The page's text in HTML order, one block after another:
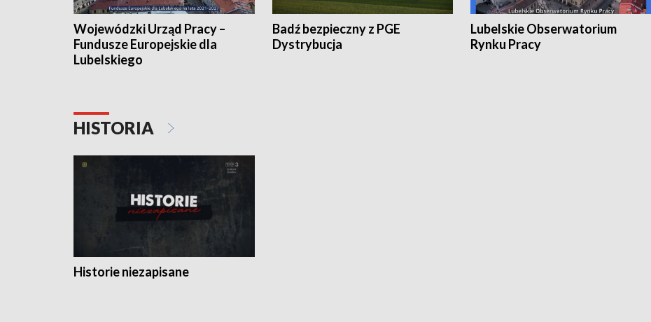
Wojewódzki Urząd Pracy –
Fundusze Europejskie dla
Lubelskiego
Badź bezpieczny z PGE
Dystrybucja
Lubelskie Obserwatorium
Rynku Pracy
HISTORIA
Historie niezapisane